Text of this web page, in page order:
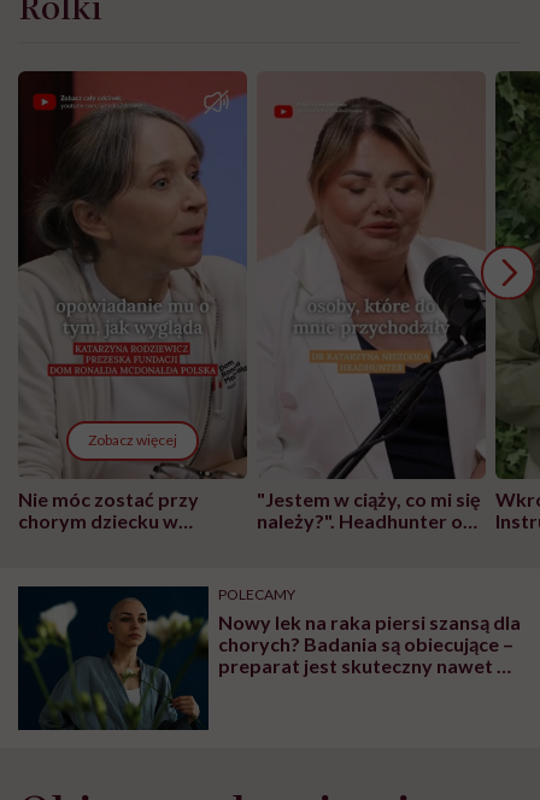
Zobacz więcej
Nie móc zostać przy
chorym dziecku w
może chyba tylko
głupota i brak
wyobraźni"
"Jestem w ciąży, co mi się
należy?". Headhunter o
pracy
POLECAMY
Nowy lek na raka piersi szansą dla
chorych? Badania są obiecujące –
preparat jest skuteczny nawet w